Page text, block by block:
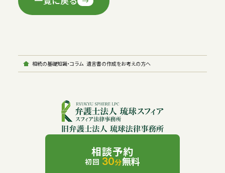
相続の基礎知識・コラム 遺言書の作成をお考えの方へ
相談予約
初回 30分無料